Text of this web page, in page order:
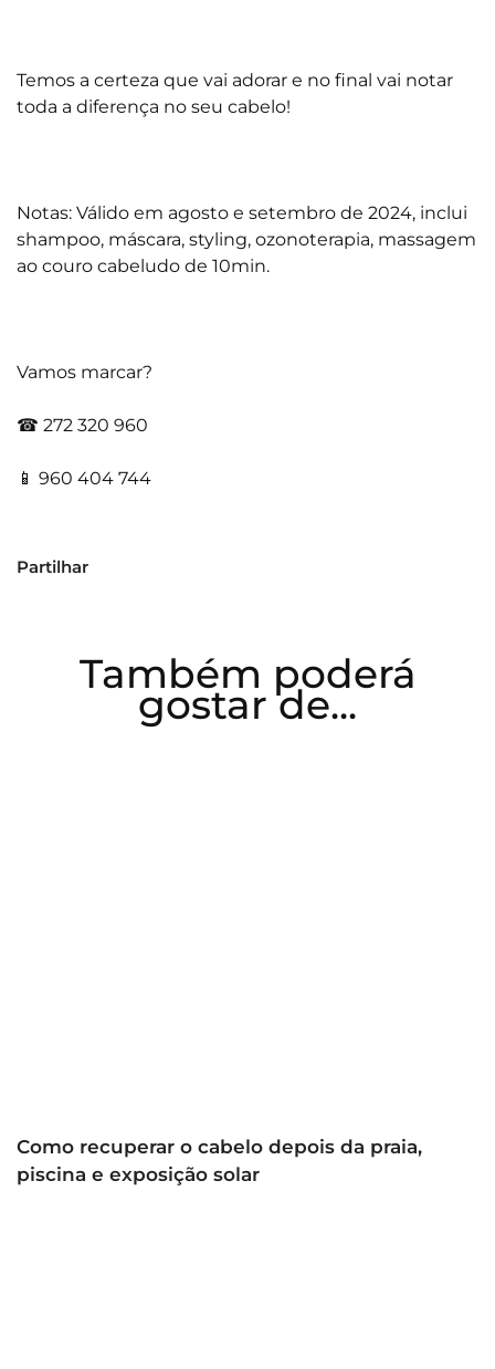
Temos a certeza que vai adorar e no final vai notar
toda a diferença no seu cabelo!
Notas: Válido em agosto e setembro de 2024, inclui
shampoo, máscara, styling, ozonoterapia, massagem
ao couro cabeludo de 10min.
Vamos marcar?
☎ 272 320 960​
📱 960 404 744
Partilhar
Também poderá
gostar de...
Como recuperar o cabelo depois da praia,
piscina e exposição solar